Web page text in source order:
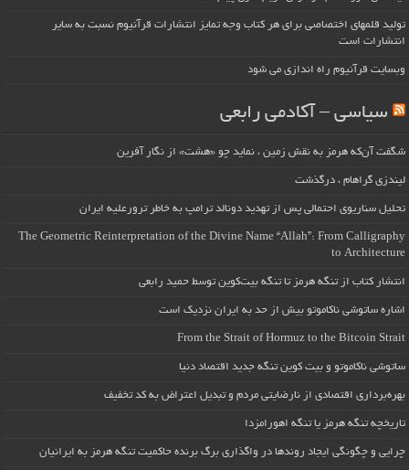
تولید قلمهای اختصاصی برای هر کتاب وجه تمایز انتشارات قرآنیوم نسبت به سایر
انتشارات است
وبسایت قرآنیوم راه اندازی می شود
سیاسی – آکادمی رابعی
شگفت آن‌که هرمز به نقش زمین ، نماید چو «هشت» از نگار آفرین
لیندزی گراهام ، درگذشت
تحلیل سناریوی احتمالی پس از تهدید دونالد ترامپ به خاطر ترورعلیه ایران
The Geometric Reinterpretation of the Divine Name “Allah”: From Calligraphy
to Architecture
انتشار کتاب از تنگه هرمز تا تنگه بیت‌کوین توسط حمید رابعی
اشاره ساتوشی ناکاموتو بیش از حد به ایران نزدیک است
From the Strait of Hormuz to the Bitcoin Strait
ساتوشی ناکاموتو و بیت کوین تنگه جدید اقتصاد دنیا
بهره‌برداری اقتصادی از نارضایتی مردم و تبدیل اعتراض به کد تخفیف
تاریخچه تنگه هرمز یا تنگه اهورامزدا
چرایی و چگونگی ایجاد روندها در واگذاری برگ برنده حاکمیت تنگه هرمز به ایرانیان